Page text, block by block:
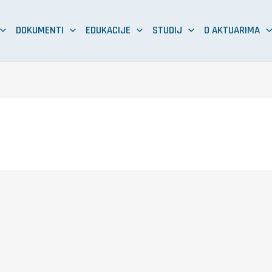
DOKUMENTI EDUKACIJE STUDIJ O AKTUARIMA